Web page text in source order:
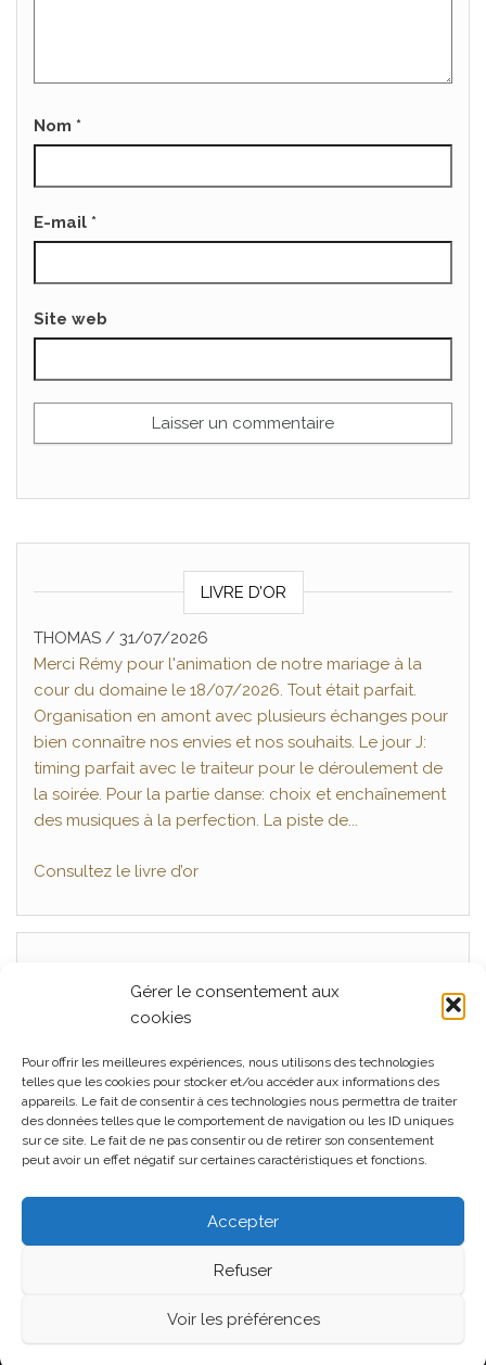
Gérer le consentement aux
cookies
Pour offrir les meilleures expériences, nous utilisons des technologies
telles que les cookies pour stocker et/ou accéder aux informations des
appareils. Le fait de consentir à ces technologies nous permettra de traiter
des données telles que le comportement de navigation ou les ID uniques
sur ce site. Le fait de ne pas consentir ou de retirer son consentement
peut avoir un effet négatif sur certaines caractéristiques et fonctions.
Accepter
Refuser
Voir les préférences
Nom *
E-mail *
Site web
LIVRE D’OR
THOMAS / 31/07/2026
Merci Rémy pour l'animation de notre mariage à la
cour du domaine le 18/07/2026. Tout était parfait.
Organisation en amont avec plusieurs échanges pour
bien connaître nos envies et nos souhaits. Le jour J:
timing parfait avec le traiteur pour le déroulement de
la soirée. Pour la partie danse: choix et enchaînement
des musiques à la perfection. La piste de...
Nicolas Pommier/16/07/2026
Magnifique prestation de Rémy de Rythm'animation,
nous l'avons choisi pour notre mariage et notre
cérémonie laïque. Quelle bonheur de partager ses
moments avec une telle qualité de prestation . Tout
était parfait du début à la fin, très professionnel, a
l'écoute et surtout de très bon conseils pour un
mariage réussi. En un mot BRAVO !!! Je recommande a
Consultez le livre d’or
Articles récents
Mariage La Cour du Domaine, Juin 2026
Mariage L’orangerie à Cleppé, Juin 2026
Mariage, La Ferme Seigne, Panissières Mai 2026
Blog